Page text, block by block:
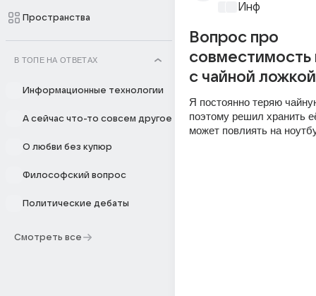
Пространства
В ТОПЕ НА ОТВЕТАХ
Информационные технологии
А сейчас что-то совсем другое
О любви без купюр
Философский вопрос
Политические дебаты
Смотреть все
Вопрос про
совместимость
с чайной ложкой
Я постоянно теряю
поэтому решил хранить
может повлиять на